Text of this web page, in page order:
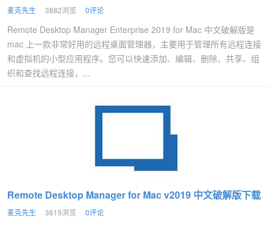
麦克先生 3882浏览 0评论
Remote Desktop Manager Enterprise 2019 for Mac 中文破解版是
mac 上一款非常好用的远程桌面管理器，主要用于管理所有远程连接
和虚拟机的小型应用程序。您可以快速添加、编辑、删除、共享、组
织和查找远程连接，...
Remote Desktop Manager for Mac v2019 中文破解版下载
麦克先生 3619浏览 0评论